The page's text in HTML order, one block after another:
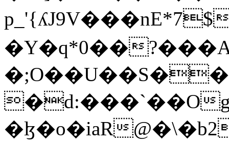
�Y�q*0��
�d:���`��O
�ɮ�o�iaR